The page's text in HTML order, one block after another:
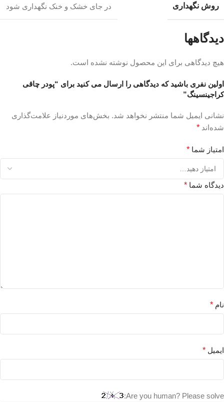
روش نگهداری در جای خشک و خنک نگهداری شود
دیدگاهها
هیچ دیدگاهی برای این محصول نوشته نشده است.
اولین نفری باشید که دیدگاهی را ارسال می کنید برای “پودر چاقی
کراجینسینگ”
نشانی ایمیل شما منتشر نخواهد شد. بخش‌های موردنیاز علامت‌گذاری
شده‌اند *
امتیاز شما *
دیدگاه شما *
نام *
ایمیل *
Are you human? Please solve: